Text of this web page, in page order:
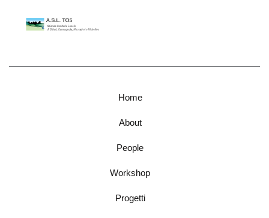
Home
About
People
Workshop
Progetti